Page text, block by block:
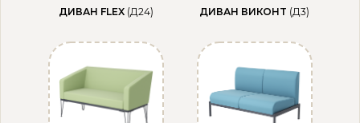
ДИВАН FLEX (Д24) ДИВАН ВИКОНТ (Д3)